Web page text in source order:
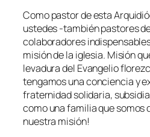
Como pastor de esta
ustedes -también pastores
colaboradores
misión de la iglesia. Misión
levadura del Evangelio
tengamos una conciencia y
fraternidad solidaria,
como una familia que somos
nuestra misión!